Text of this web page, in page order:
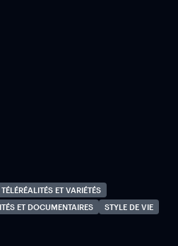
TÉLÉRÉALITÉS ET VARIÉTÉS
ET DOCUMENTAIRES
STYLE DE VIE